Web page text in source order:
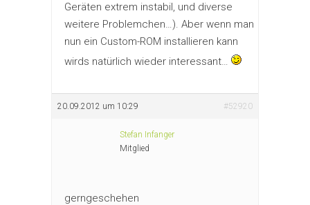
Geräten extrem instabil, und diverse
weitere Problemchen…). Aber wenn man
nun ein Custom-ROM installieren kann
wirds natürlich wieder interessant…
20.09.2012 um 10:29 #52920
Stefan Infanger
Mitglied
gerngeschehen